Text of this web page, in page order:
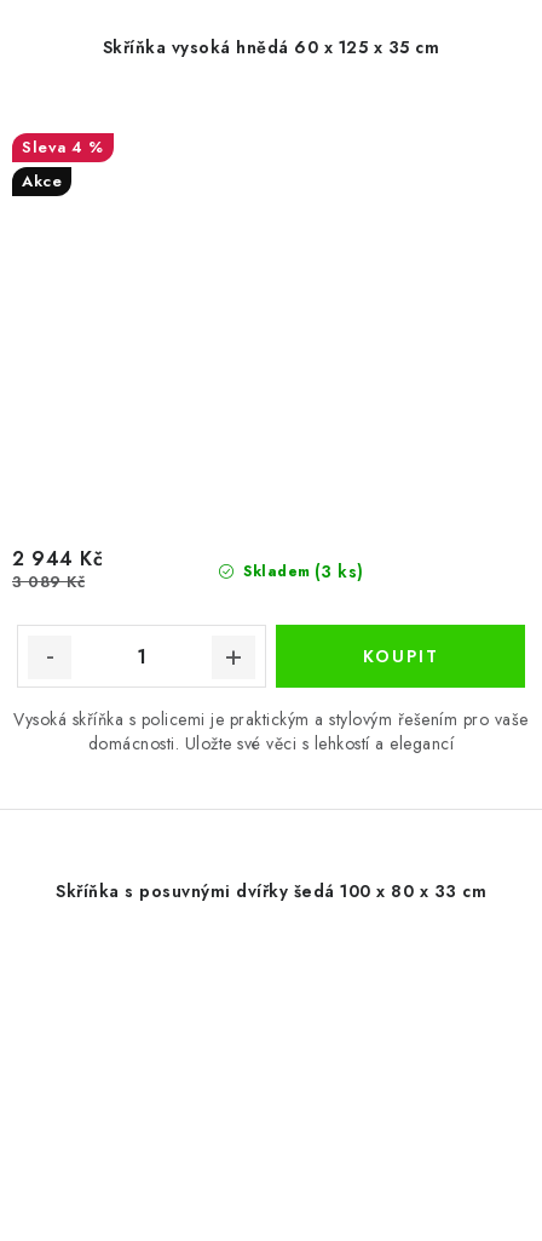
Skříňka vysoká hnědá 60 x 125 x 35 cm
4 %
Akce
Skladem (3 ks)
2 944 Kč
3 089 Kč
Vysoká skříňka s policemi je praktickým a stylovým řešením pro vaše
domácnosti. Uložte své věci s lehkostí a elegancí
Skříňka s posuvnými dvířky šedá 100 x 80 x 33 cm